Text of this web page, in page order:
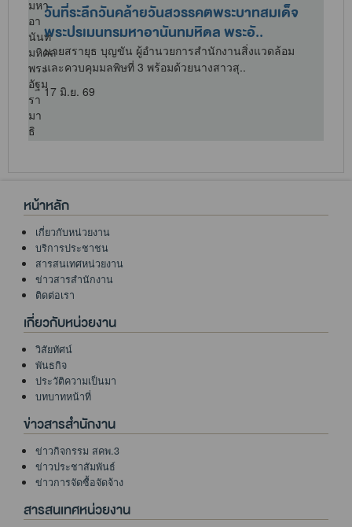
วันที่ระลึกวันคล้ายวันสวรรคตพระบาทสมเด็จ
พระปรเมนทรมหาอานันทมหิดล พระอั..
นายสรายุธ บุญขัน ผู้อำนวยการสำนักงานสิ่งแวดล้อม
และควบคุมมลพิษที่ 3 พร้อมด้วยนางสาวสุ..
17 มิ.ย. 69
หน้าหลัก
เกี่ยวกับหน่วยงาน
บริการประชาชน
สารสนเทศหน่วยงาน
ข่าวสารสำนักงาน
ติดต่อเรา
เกี่ยวกับหน่วยงาน
วิสัยทัศน์
พันธกิจ
ประวัติความเป็นมา
บทบาทหน้าที่
ข่าวสารสำนักงาน
ข่าวกิจกรรม สคพ.3
ข่าวประชาสัมพันธ์
ข่าวการจัดซื้อจัดจ้าง
สารสนเทศหน่วยงาน